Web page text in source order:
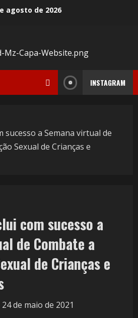
agosto de 2026
INSTAGRAM
sucesso a Semana virtual de
Sexual de Crianças e
com sucesso a
de Combate a
de Crianças e
24 de maio de 2021